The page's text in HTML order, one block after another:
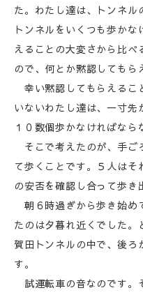
た。わたし達は、トンネル
トンネルをいくつも歩か
えることの大変さから比べ
ので、何とか黙認してもら
幸い黙認してもらえるこ
いないわたし達は、一寸先
１０数個歩かなければなら
そこで考えたのが、手ご
て歩くことです。５人は
の安否を確認し合って歩き
朝６時過ぎから歩き始め
たのは夕暮れ近くでした。
賀田トンネルの中で、後ろ
す。
試運転車の音なのです。